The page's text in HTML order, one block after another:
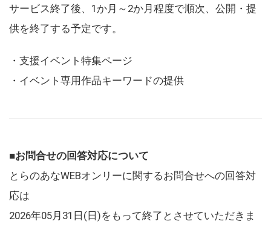
サービス終了後、1か月～2か月程度で順次、公開・提
供を終了する予定です。
・支援イベント特集ページ
・イベント専用作品キーワードの提供
■お問合せの回答対応について
とらのあなWEBオンリーに関するお問合せへの回答対
応は
2026年05月31日(日)をもって終了とさせていただきま